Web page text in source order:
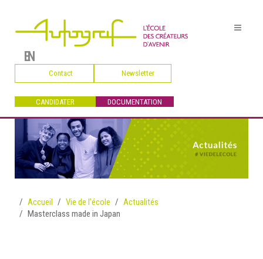
EN
Contact Newsletter
CANDIDATER DOCUMENTATION
Accueil Vie de l’école
Actualités
Masterclass made in Japan